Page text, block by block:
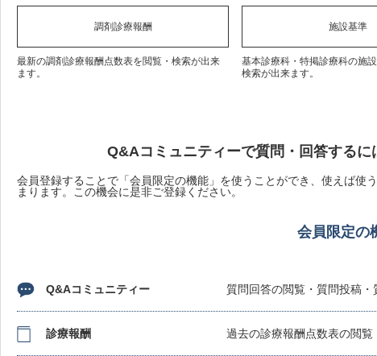
調剤診療報酬
最新の調剤診療報酬点数表を閲覧・検索が出来
ます。
施設基準
基本診療科・特掲診療科の施
検索が出来ます。
Q&Aコミュニティーで質問・回答するに
会員登録することで「会員限定の機能」を使うことができ、使えば使
まります。この機会に是非ご登録ください。
会員限定の
Q&Aコミュニティー 質問回答の閲覧・質問投稿
診療報酬 過去の診療報酬点数表の閲覧